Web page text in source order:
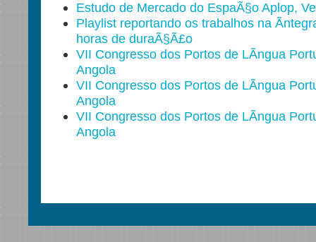
Estudo de Mercado do EspaÃ§o Aplop,
Playlist reportando os trabalhos na
horas de duraÃ§Ã£o
VII Congresso dos Portos de LÃ­ngua
Angola
VII Congresso dos Portos de LÃ­ngua
Angola
VII Congresso dos Portos de LÃ­ngua
Angola